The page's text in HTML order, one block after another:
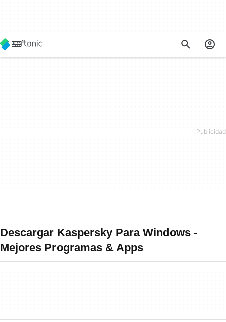
Descargar Kaspersky Para Windows -
Mejores Programas & Apps